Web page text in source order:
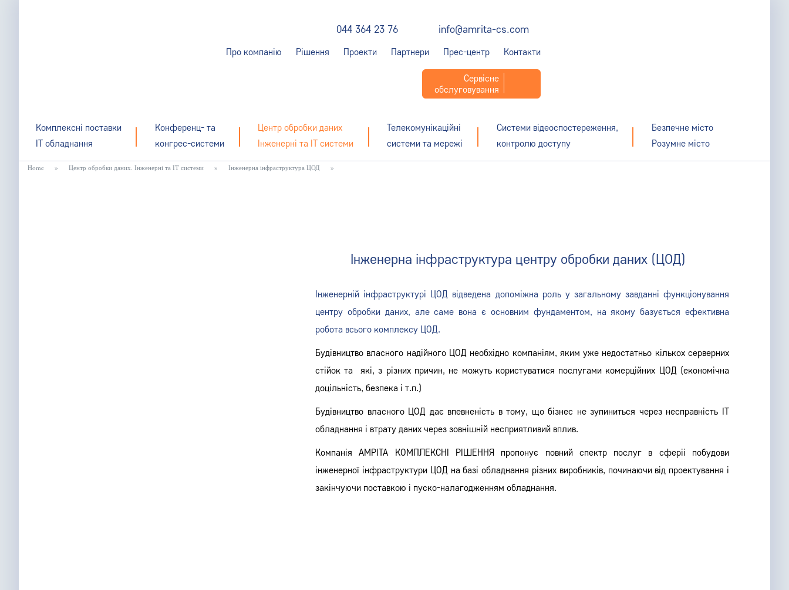
044 364 23 76 info@amrita-cs.com
Про компанію Рішення Проекти Партнери Прес-центр Контакти
Сервісне
обслуговування
Комплексні поставки
IT обладнання
Конференц- та
конгрес-системи
Центр обробки даних
Інженерні та ІТ системи
Телекомунікаційні
системи та мережі
Системи відеоспостереження,
контролю доступу
Безпечне місто
Розумне місто
Home » Центр обробки даних. Інженерні та ІТ системи » Інженерна інфраструктура ЦОД »
Інженерна інфраструктура центру обробки даних (ЦОД)
Інженерній інфраструктурі ЦОД відведена допоміжна роль у загальному завданні функціонування
центру обробки даних, але саме вона є основним фундаментом, на якому базується ефективна
робота всього комплексу ЦОД.
Будівництво власного надійного ЦОД необхідно компаніям, яким уже недостатньо кількох серверних
стійок та які, з різних причин, не можуть користуватися послугами комерційних ЦОД (економічна
доцільність, безпека і т.п.)
Будівництво власного ЦОД дає впевненість в тому, що бізнес не зупиниться через несправність ІТ
обладнання і втрату даних через зовнішній несприятливий вплив.
Компанія АМРІТА КОМПЛЕКСНІ РІШЕННЯ пропонує повний спектр послуг в сферіі побудови
інженерної інфраструктури ЦОД на базі обладнання різних виробників, починаючи від проектування і
закінчуючи поставкою і пуско-налагодженням обладнання.